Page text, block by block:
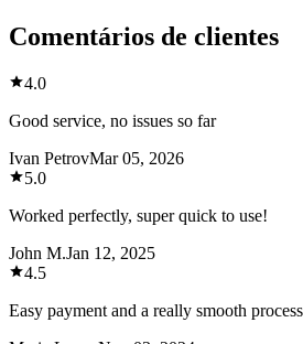
Comentários de clientes
4.0
Good service, no issues so far
Ivan PetrovMar 05, 2026
5.0
Worked perfectly, super quick to use!
John M.Jan 12, 2025
4.5
Easy payment and a really smooth